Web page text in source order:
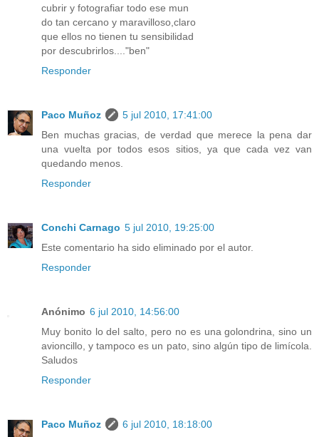
cubrir y fotografiar todo ese mun
do tan cercano y maravilloso,claro
que ellos no tienen tu sensibilidad
por descubrirlos...."ben"
Responder
Paco Muñoz
5 jul 2010, 17:41:00
Ben muchas gracias, de verdad que merece la pena dar
una vuelta por todos esos sitios, ya que cada vez van
quedando menos.
Responder
Conchi Carnago 5 jul 2010, 19:25:00
Este comentario ha sido eliminado por el autor.
Responder
Anónimo 6 jul 2010, 14:56:00
Muy bonito lo del salto, pero no es una golondrina, sino un
avioncillo, y tampoco es un pato, sino algún tipo de limícola.
Saludos
Responder
Paco Muñoz
6 jul 2010, 18:18:00